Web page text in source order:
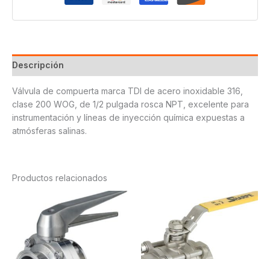
Descripción
Válvula de compuerta marca TDI de acero inoxidable 316,
clase 200 WOG, de 1/2 pulgada rosca NPT, excelente para
instrumentación y líneas de inyección química expuestas a
atmósferas salinas.
Productos relacionados